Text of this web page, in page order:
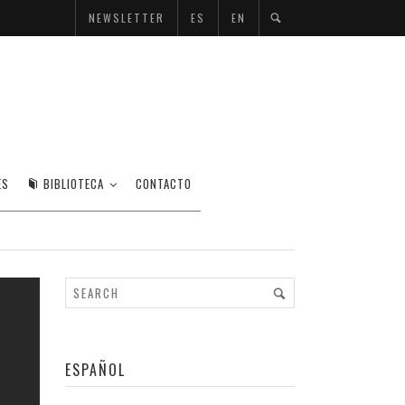
NEWSLETTER ES EN
BIBLIOTECA CONTACTO
ESPAÑOL